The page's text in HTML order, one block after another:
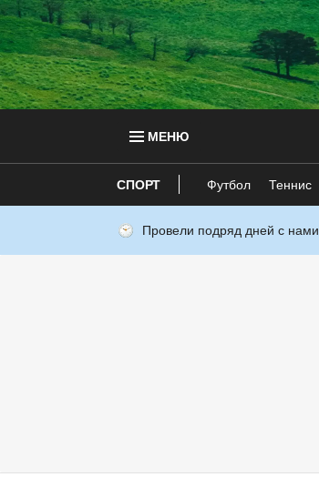
МЕНЮ
СПОРТ Футбол Теннис
Провели подряд дней с нами